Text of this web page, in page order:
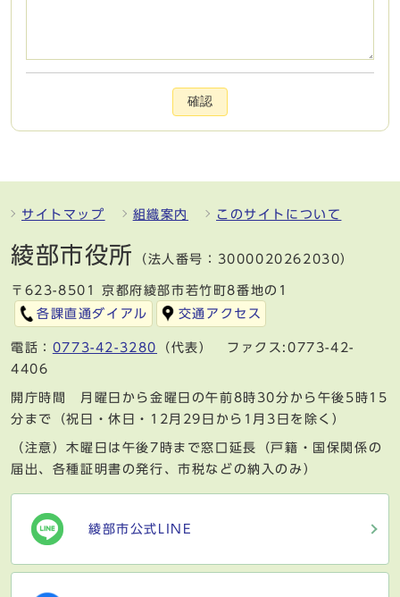
確認
サイトマップ 組織案内 このサイトについて
綾部市役所 （法人番号：3000020262030）
〒623-8501 京都府綾部市若竹町8番地の1
各課直通ダイアル
交通アクセス
電話： 0773-42-3280
（代表） ファクス:0773-42-
4406
開庁時間 月曜日から金曜日の午前8時30分から午後5時15
分まで（祝日・休日・12月29日から1月3日を除く）
（注意）木曜日は午後7時まで窓口延長（戸籍・国保関係の
届出、各種証明書の発行、市税などの納入のみ）
綾部市公式LINE